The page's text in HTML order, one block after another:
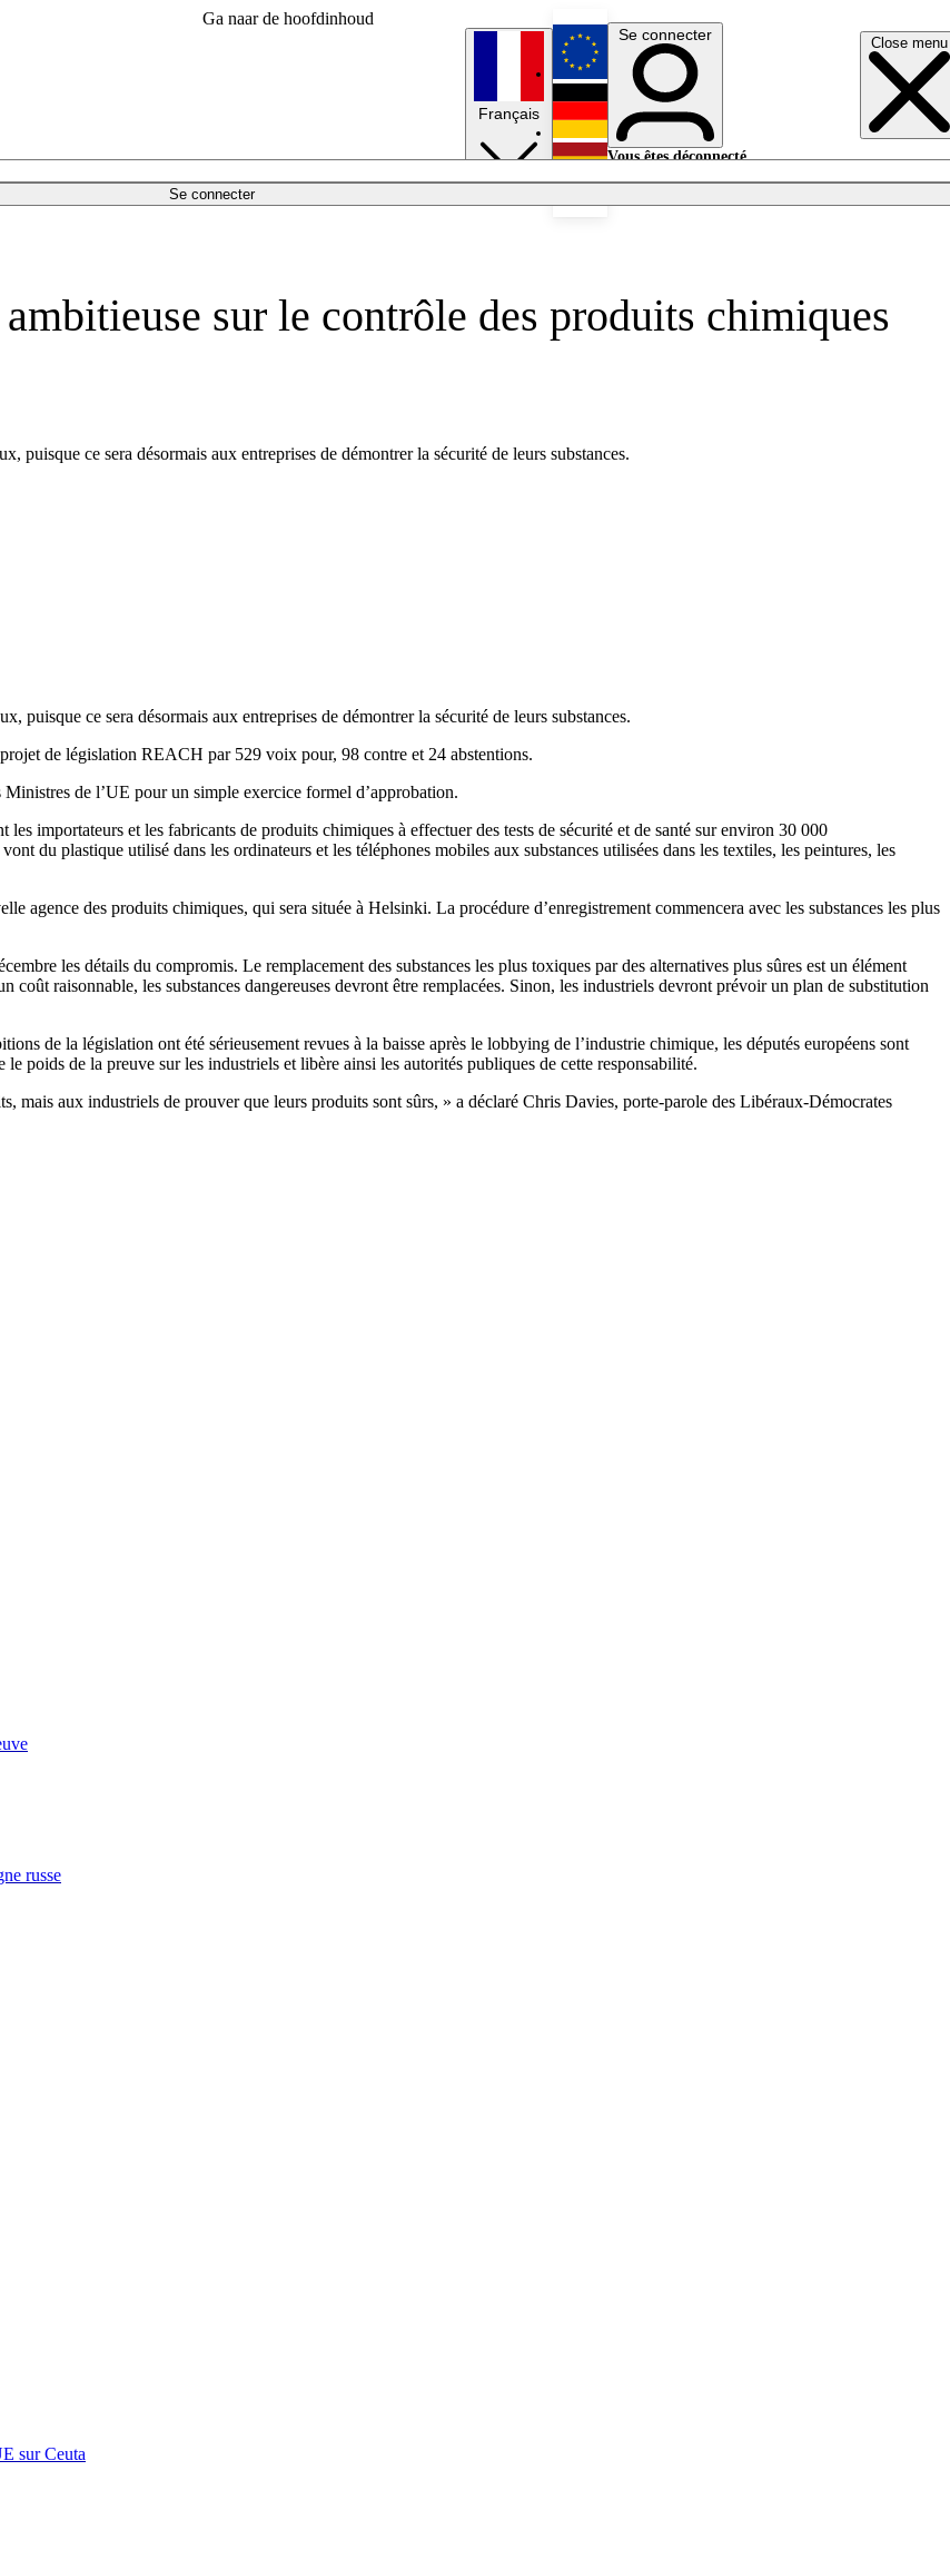
Ga naar de hoofdinhoud
Close menu
Se connecter
Français
English
Deutsch
Se connecter
Vous êtes déconnecté.
sur le contrôle des produits chimiques
ce sera désormais aux entreprises de démontrer la sécurité de leurs substances.
puisque ce sera désormais aux entreprises de démontrer la sécurité de leurs substances.
de législation REACH par 529 voix pour, 98 contre et 24 abstentions.
de l’UE pour un simple exercice formel d’approbation.
importateurs et les fabricants de produits chimiques à effectuer des tests de sécurité et de santé sur environ 30 000
du plastique utilisé dans les ordinateurs et les téléphones mobiles aux substances utilisées dans les textiles, les peintures, les
agence des produits chimiques, qui sera située à Helsinki. La procédure d’enregistrement commencera avec les substances les plus
les détails du compromis. Le remplacement des substances les plus toxiques par des alternatives plus sûres est un élément
coût raisonnable, les substances dangereuses devront être remplacées. Sinon, les industriels devront prévoir un plan de substitution
de la législation ont été sérieusement revues à la baisse après le lobbying de l’industrie chimique, les députés européens sont
poids de la preuve sur les industriels et libère ainsi les autorités publiques de cette responsabilité.
mais aux industriels de prouver que leurs produits sont sûrs, » a déclaré Chris Davies, porte-parole des Libéraux-Démocrates
russe
sur Ceuta